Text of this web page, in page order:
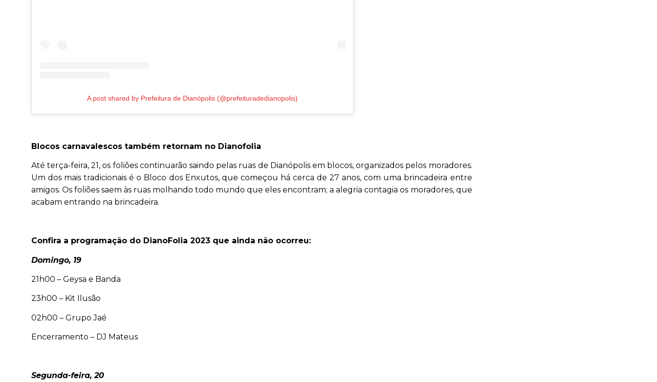
A post shared by Prefeitura de Dianópolis (@prefeituradedianopolis)
Blocos carnavalescos também retornam no Dianofolia
Até terça-feira, 21, os foliões continuarão saindo pelas ruas de Dianópolis em blocos, organizados pelos moradores.
Um dos mais tradicionais é o Bloco dos Enxutos, que começou há cerca de 27 anos, com uma brincadeira entre
amigos. Os foliões saem às ruas molhando todo mundo que eles encontram; a alegria contagia os moradores, que
acabam entrando na brincadeira.
Confira a programação do DianoFolia 2023 que ainda não ocorreu:
Domingo, 19
21h00 – Geysa e Banda
23h00 – Kit Ilusão
02h00 – Grupo Jaé
Encerramento – DJ Mateus
Segunda-feira, 20